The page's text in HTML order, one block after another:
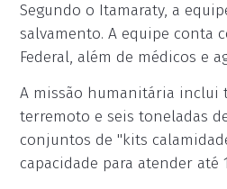
Segundo o Itamaraty, a
salvamento. A equipe conta
Federal, além de médicos e
A missão humanitária inclui
terremoto e seis toneladas
conjuntos de "kits
capacidade para atender até